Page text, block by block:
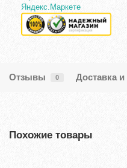
Отзывы 0 Доставка и
Похожие товары